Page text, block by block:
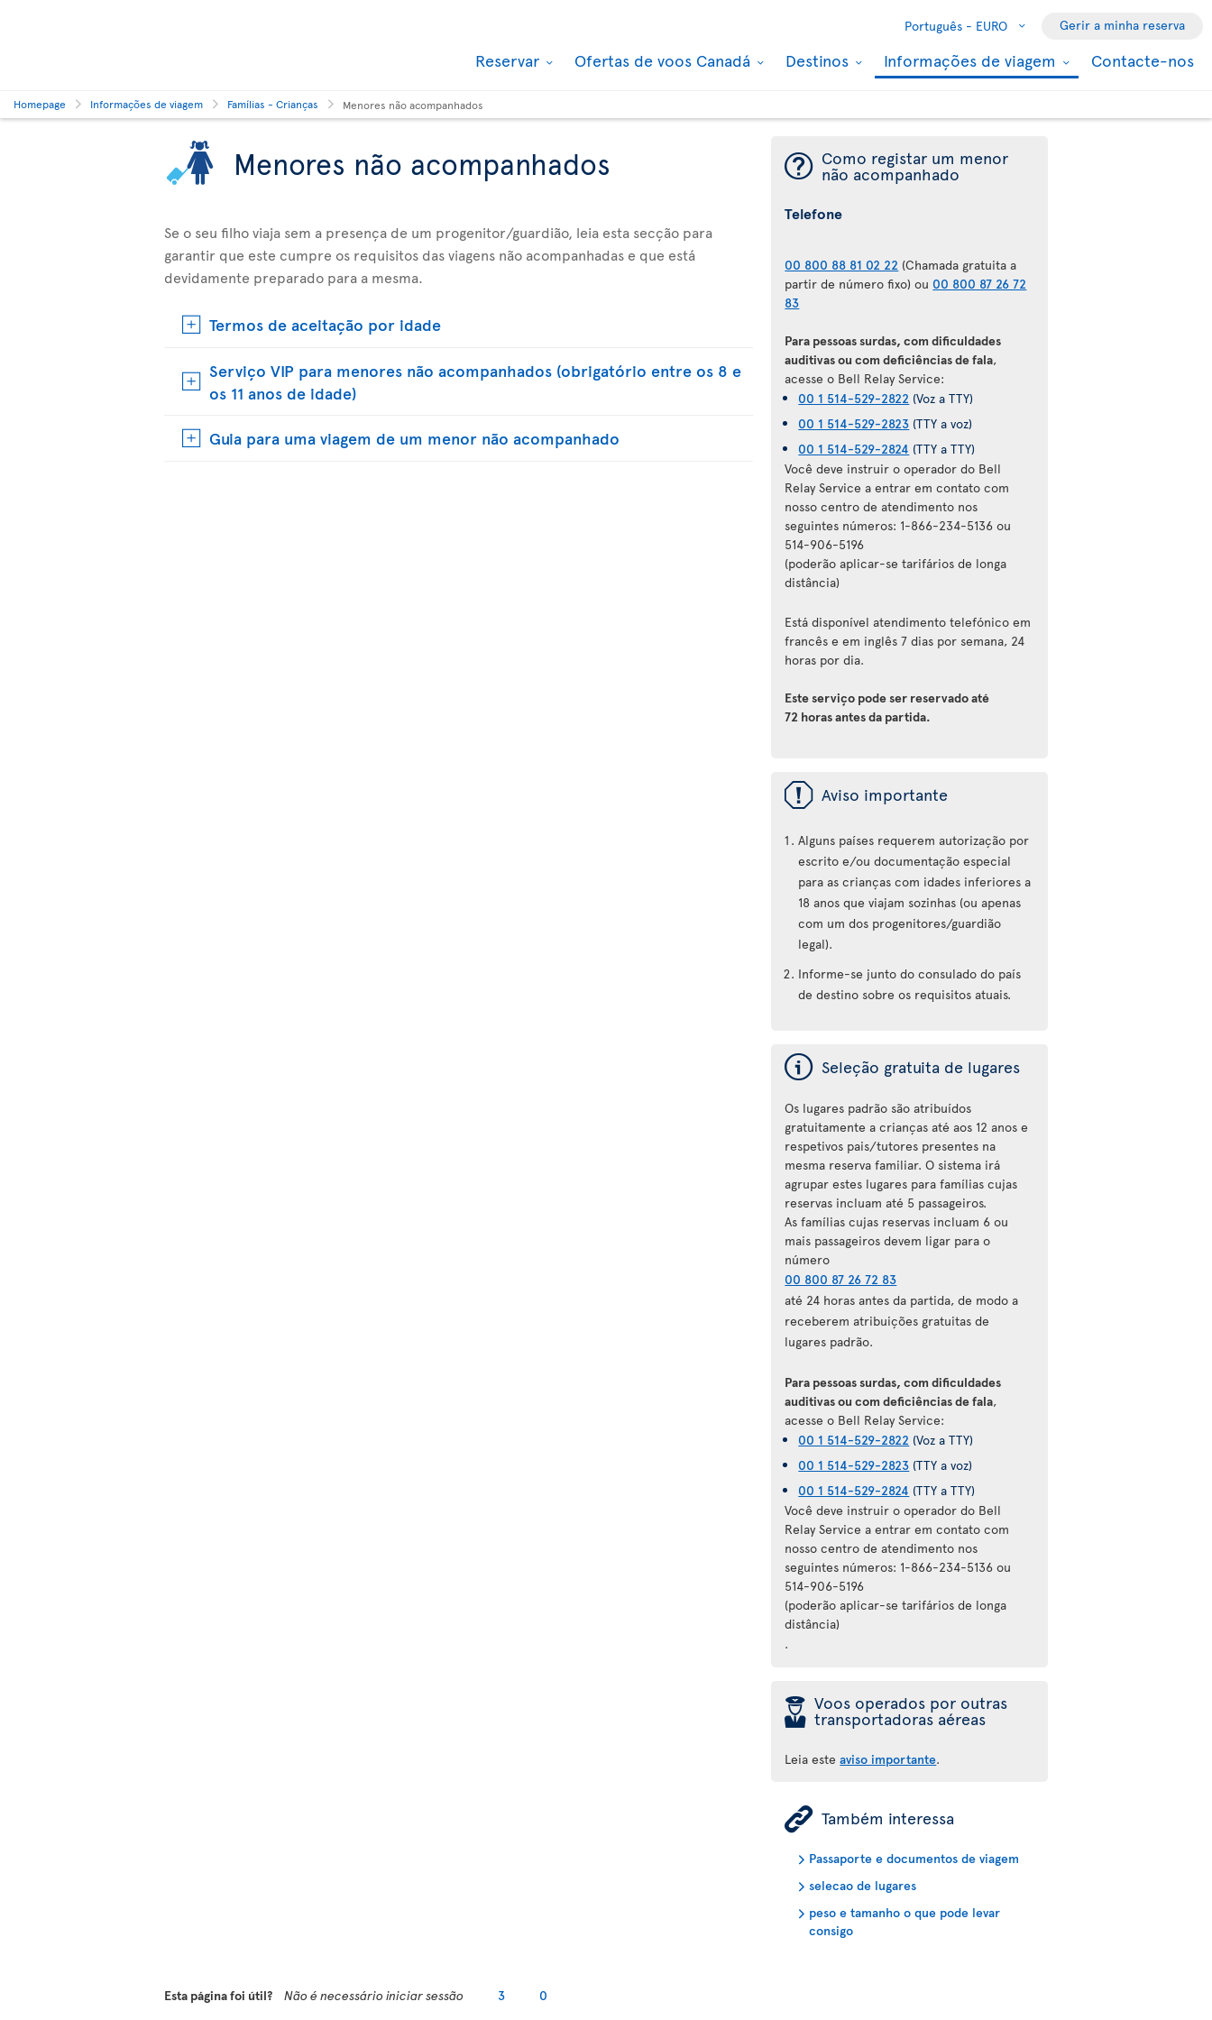
Português - EURO Gerir a minha reserva
Reservar Ofertas de voos Canadá Destinos Informações de viagem Contacte-nos
Homepage Informações de viagem Famílias - Crianças Menores não acompanhados
Menores não acompanhados
Se o seu filho viaja sem a presença de um progenitor/guardião, leia esta secção para
garantir que este cumpre os requisitos das viagens não acompanhadas e que está
devidamente preparado para a mesma.
Termos de aceitação por idade
Serviço VIP para menores não acompanhados (obrigatório entre os 8 e
os 11 anos de idade)
Guia para uma viagem de um menor não acompanhado
¯ Como registar um menor
não acompanhado
Telefone
00 800 88 81 02 22 (Chamada gratuita a
partir de número fixo) ou 00 800 87 26 72
83
Para pessoas surdas, com dificuldades
auditivas ou com deficiências de fala,
acesse o Bell Relay Service:
00 1 514-529-2822 (Voz a TTY)
00 1 514-529-2823 (TTY a voz)
00 1 514-529-2824 (TTY a TTY)
Você deve instruir o operador do Bell
Relay Service a entrar em contato com
nosso centro de atendimento nos
seguintes números: 1-866-234-5136 ou
514-906-5196
(poderão aplicar-se tarifários de longa
distância)
Está disponível atendimento telefónico em
francês e em inglês 7 dias por semana, 24
horas por dia.
Este serviço pode ser reservado até
72 horas antes da partida.
ü Aviso importante
Alguns países requerem autorização por
escrito e/ou documentação especial
para as crianças com idades inferiores a
18 anos que viajam sozinhas (ou apenas
com um dos progenitores/guardião
legal).
Informe-se junto do consulado do país
de destino sobre os requisitos atuais.
ý Seleção gratuita de lugares
Os lugares padrão são atribuídos
gratuitamente a crianças até aos 12 anos e
respetivos pais/tutores presentes na
mesma reserva familiar. O sistema irá
agrupar estes lugares para famílias cujas
reservas incluam até 5 passageiros.
As famílias cujas reservas incluam 6 ou
mais passageiros devem ligar para o
número
00 800 87 26 72 83
até 24 horas antes da partida, de modo a
receberem atribuições gratuitas de
lugares padrão.
Para pessoas surdas, com dificuldades
auditivas ou com deficiências de fala,
acesse o Bell Relay Service:
00 1 514-529-2822 (Voz a TTY)
00 1 514-529-2823 (TTY a voz)
00 1 514-529-2824 (TTY a TTY)
Você deve instruir o operador do Bell
Relay Service a entrar em contato com
nosso centro de atendimento nos
seguintes números: 1-866-234-5136 ou
514-906-5196
(poderão aplicar-se tarifários de longa
distância)
.
þ Voos operados por outras
transportadoras aéreas
Leia esteaviso importante.
ÿ Também interessa
Passaporte e documentos de viagem
selecao de lugares
peso e tamanho o que pode levar
consigo
Esta página foi útil? Não é necessário iniciar sessão 3 0